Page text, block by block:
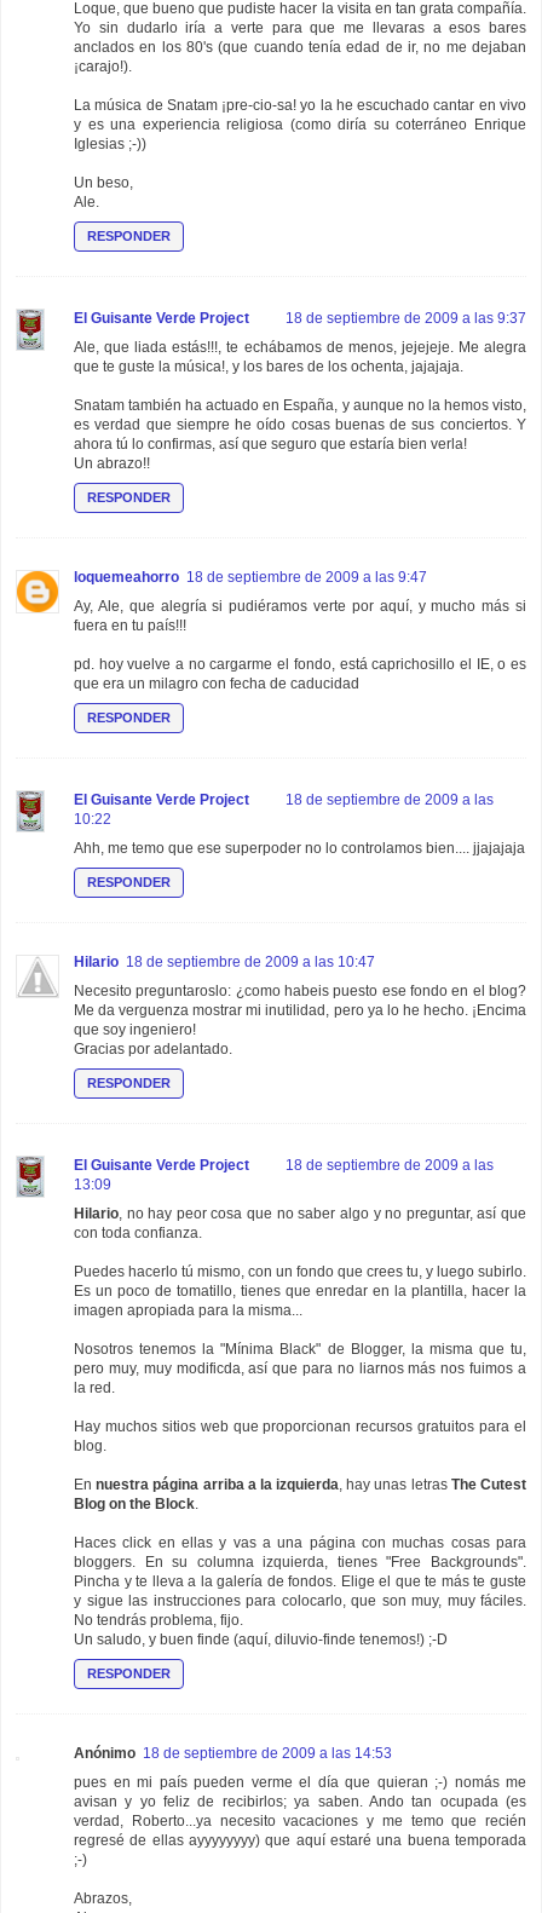
Loque, que bueno que pudiste hacer la visita en tan grata compañía.
Yo sin dudarlo iría a verte para que me llevaras a esos bares
anclados en los 80's (que cuando tenía edad de ir, no me dejaban
¡carajo!).
La música de Snatam ¡pre-cio-sa! yo la he escuchado cantar en vivo
y es una experiencia religiosa (como diría su coterráneo Enrique
Iglesias ;-))
Un beso,
Ale.
RESPONDER
El Guisante Verde Project
18 de septiembre de 2009 a las 9:37
Ale, que liada estás!!!, te echábamos de menos, jejejeje. Me alegra
que te guste la música!, y los bares de los ochenta, jajajaja.
Snatam también ha actuado en España, y aunque no la hemos visto,
es verdad que siempre he oído cosas buenas de sus conciertos. Y
ahora tú lo confirmas, así que seguro que estaría bien verla!
Un abrazo!!
RESPONDER
loquemeahorro 18 de septiembre de 2009 a las 9:47
Ay, Ale, que alegría si pudiéramos verte por aquí, y mucho más si
fuera en tu país!!!
pd. hoy vuelve a no cargarme el fondo, está caprichosillo el IE, o es
que era un milagro con fecha de caducidad
RESPONDER
El Guisante Verde Project
18 de septiembre de 2009 a las
10:22
Ahh, me temo que ese superpoder no lo controlamos bien.... jjajajaja
RESPONDER
Hilario 18 de septiembre de 2009 a las 10:47
Necesito preguntaroslo: ¿como habeis puesto ese fondo en el blog?
Me da verguenza mostrar mi inutilidad, pero ya lo he hecho. ¡Encima
que soy ingeniero!
Gracias por adelantado.
RESPONDER
El Guisante Verde Project
18 de septiembre de 2009 a las
13:09
Hilario, no hay peor cosa que no saber algo y no preguntar, así que
con toda confianza.
Puedes hacerlo tú mismo, con un fondo que crees tu, y luego subirlo.
Es un poco de tomatillo, tienes que enredar en la plantilla, hacer la
imagen apropiada para la misma...
Nosotros tenemos la "Mínima Black" de Blogger, la misma que tu,
pero muy, muy modificda, así que para no liarnos más nos fuimos a
la red.
Hay muchos sitios web que proporcionan recursos gratuitos para el
blog.
Ennuestra página arriba a la izquierda, hay unas letras The Cutest
Blog on the Block.
Haces click en ellas y vas a una página con muchas cosas para
bloggers. En su columna izquierda, tienes "Free Backgrounds".
Pincha y te lleva a la galería de fondos. Elige el que te más te guste
y sigue las instrucciones para colocarlo, que son muy, muy fáciles.
No tendrás problema, fijo.
Un saludo, y buen finde (aquí, diluvio-finde tenemos!) ;-D
RESPONDER
Anónimo 18 de septiembre de 2009 a las 14:53
pues en mi país pueden verme el día que quieran ;-) nomás me
avisan y yo feliz de recibirlos; ya saben. Ando tan ocupada (es
verdad, Roberto...ya necesito vacaciones y me temo que recién
regresé de ellas ayyyyyyyy) que aquí estaré una buena temporada
;-)
Abrazos,